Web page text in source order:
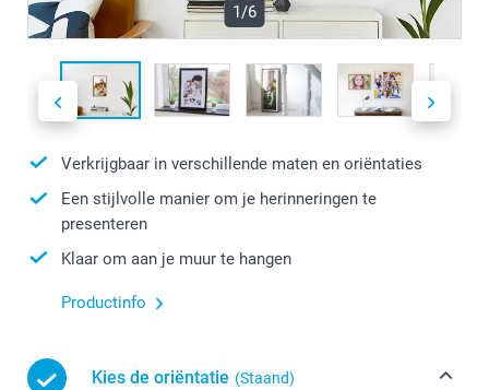
1/6
Verkrijgbaar in verschillende maten en oriëntaties
Een stijlvolle manier om je herinneringen te
presenteren
Klaar om aan je muur te hangen
Productinfo
Kies de oriëntatie (Staand)